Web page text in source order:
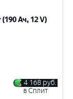
Ач, 12 V)
4 168 руб.
в Сплит